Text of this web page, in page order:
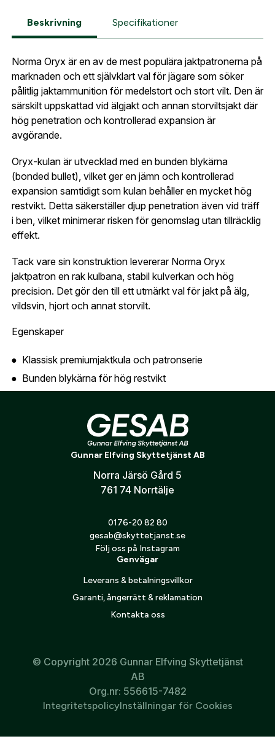
skicka din order.
av ammunition. Fraktkostnaden räknas ut i kassan.
Beskrivning Specifikationer
Norma Oryx är en av de mest populära jaktpatronerna på
marknaden och ett självklart val för jägare som söker
pålitlig jaktammunition för medelstort och stort vilt. Den är
särskilt uppskattad vid älgjakt och annan storviltsjakt där
hög penetration och kontrollerad expansion är
avgörande.
Oryx-kulan är utvecklad med en bunden blykärna
(bonded bullet), vilket ger en jämn och kontrollerad
expansion samtidigt som kulan behåller en mycket hög
restvikt. Detta säkerställer djup penetration även vid träff
i ben, vilket minimerar risken för genomslag utan tillräcklig
effekt.
Tack vare sin konstruktion levererar Norma Oryx
jaktpatron en rak kulbana, stabil kulverkan och hög
precision. Det gör den till ett utmärkt val för jakt på älg,
vildsvin, hjort och annat storvilt.
Egenskaper
Klassisk premiumjaktkula och patronserie
Bunden blykärna för hög restvikt
Djup och rak penetration
Pålitlig verkan även vid benträff
Stabil kulbana
Mycket god precision
Lämplig för jakt på medelstort och stort vilt
Glömt lösenord?
Skapa konto och handla enklare
Är du företag eller förening?Med ett eget
konto hos oss får du snabbare utcheckning,
översikt över dina beställningar och sparade
uppgifter.
Är du en förening eller ett företag? Kontakta
oss så hjälper vi dig att skapa ett konto.
Postnummer:*
Ort:*
Telefon:*
Land:
E-post:* (kommer bli ditt användarnamn)
Verifiera e-post:
Jag godkänner att mina personuppgifter behandlas enligt
så fort den här produkten är tillbaka i vårt
sortiment.
Norma 300 Win Mag Oryx
E-post adress
integritetspolicyn.
Bevaka
Gunnar Elfving Skyttetjänst AB
Norra Järsö Gård 5
761 74 Norrtälje
0176-20 82 80
gesab@skyttetjanst.se
Följ oss på Instagram
Genvägar
Leverans & betalningsvillkor
Garanti, ångerrätt & reklamation
Kontakta oss
© Copyright 2026 Gunnar Elfving Skyttetjänst
AB
Org.nr: 556615-7482
IntegritetspolicyInställningar för Cookies